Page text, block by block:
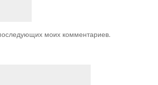
моих комментариев.